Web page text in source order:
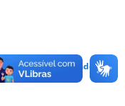
os direitos reservados.